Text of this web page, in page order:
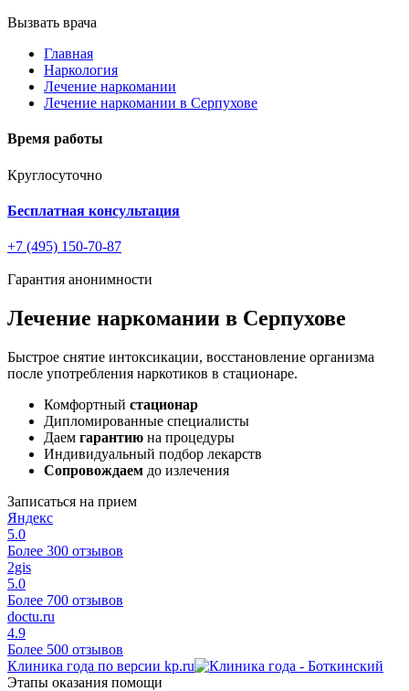
Вызвать врача
Главная
Наркология
Лечение наркомании
Лечение наркомании в Серпухове
Время работы
Круглосуточно
Бесплатная консультация
+7 (495) 150-70-87
Гарантия анонимности
Лечение наркомании в Серпухове
Быстрое снятие интоксикации, восстановление организма
после употребления наркотиков в стационаре.
Комфортный стационар
Дипломированные специалисты
Даем гарантию на процедуры
Индивидуальный подбор лекарств
Сопровождаем до излечения
Записаться на прием
Яндекс
5.0
Более 300 отзывов
2gis
5.0
Более 700 отзывов
doctu.ru
4.9
Более 500 отзывов
Клиника года по версии kp.ru
Этапы оказания помощи